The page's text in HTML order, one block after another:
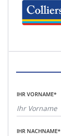
IHR VORNAME*
IHR NACHNAME*